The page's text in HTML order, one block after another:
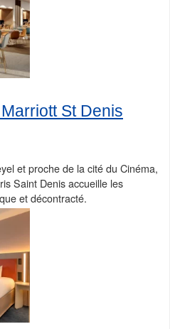
St Denis
et proche de la cité du Cinéma,
Saint Denis accueille les
et décontracté.